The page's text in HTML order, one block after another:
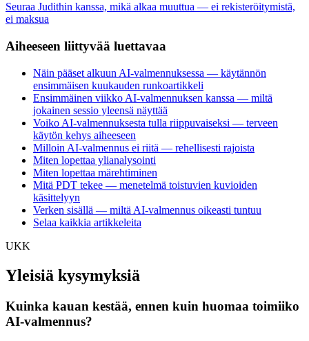
Seuraa Judithin kanssa, mikä alkaa muuttua — ei rekisteröitymistä,
ei maksua
Aiheeseen liittyvää luettavaa
Näin pääset alkuun AI-valmennuksessa — käytännön
ensimmäisen kuukauden runkoartikkeli
Ensimmäinen viikko AI-valmennuksen kanssa — miltä
jokainen sessio yleensä näyttää
Voiko AI-valmennuksesta tulla riippuvaiseksi — terveen
käytön kehys aiheeseen
Milloin AI-valmennus ei riitä — rehellisesti rajoista
Miten lopettaa ylianalysointi
Miten lopettaa märehtiminen
Mitä PDT tekee — menetelmä toistuvien kuvioiden
käsittelyyn
Verken sisällä — miltä AI-valmennus oikeasti tuntuu
Selaa kaikkia artikkeleita
UKK
Yleisiä kysymyksiä
Kuinka kauan kestää, ennen kuin huomaa toimiiko
AI-valmennus?